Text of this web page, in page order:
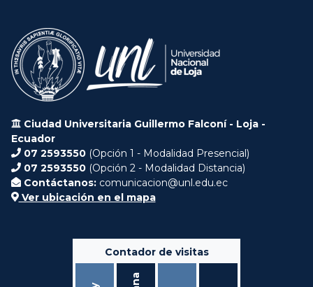
Ciudad Universitaria Guillermo Falconí - Loja -
Ecuador
07 2593550 (Opción 1 - Modalidad Presencial)
07 2593550 (Opción 2 - Modalidad Distancia)
Contáctanos: comunicacion@unl.edu.ec
Ver ubicación en el mapa
Contador de visitas